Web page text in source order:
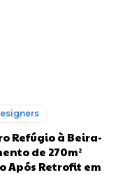
Refúgio à Beira-
de 270m²
Após Retrofit em